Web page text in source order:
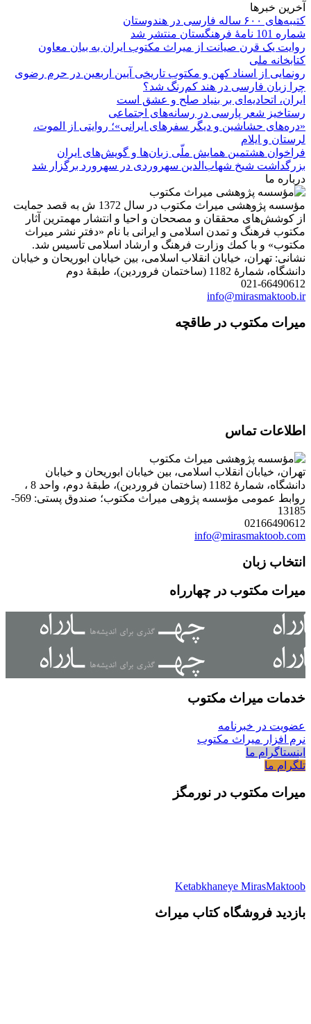
آخرین خبرها
کتیبه‌های ۶۰۰ ساله فارسی در هندوستان
شماره 101 نامۀ فرهنگستان منتشر شد
روایت یک قرن صیانت از میراث مکتوب ایران به بیان معاون
کتابخانه ملی
رونمایی از اسناد کهن و مکتوب تاریخی آیین اربعین در حرم رضوی
چرا زبان فارسی در هند کم‌رنگ شد؟
ایران، اتحادیه‌ای بر بنیاد صلح و عشق است
رستاخیز شعر پارسی در رسانه‌های اجتماعی
«دره‌های حشاشین و دیگر سفرهای ایرانی»؛ روایتی از الموت،
لرستان و ایلام
فراخوان هشتمین همایش ملّی زبان‌ها و گویش‌های ایران
بزرگداشت شیخ شهاب‌الدین سهروردی در سهرورد برگزار شد
درباره ما
مؤسسه پژوهشی میراث مكتوب در سال 1372 ش به قصد حمایت
از كوشش‌های محققان و مصححان و احیا و انتشار مهمترین آثار
مكتوب فرهنگ و تمدن اسلامی و ایرانی با نام «دفتر نشر میراث
مكتوب» و با كمك وزارت فرهنگ و ارشاد اسلامی تأسیس شد.
نشانی: تهران، خیابان انقلاب اسلامی، بین خیابان ابوریحان و خیابان
دانشگاه، شمارۀ 1182 (ساختمان فروردین)، طبقۀ دوم
021-66490612
info@mirasmaktoob.ir
میرات مکتوب در طاقچه
اطلاعات تماس
تهران، خیابان انقلاب اسلامی، بین خیابان ابوریحان و خیابان
دانشگاه، شمارۀ 1182 (ساختمان فروردین)، طبقۀ دوم، واحد 8 ،
روابط عمومی مؤسسه پژوهی میراث مکتوب؛ صندوق پستی: 569-
13185
02166490612
info@mirasmaktoob.com
انتخاب زبان
میرات مکتوب در چهارراه
خدمات میراث مکتوب
عضویت در خبرنامه
نرم افزار میراث مکتوب
اینستاگرام ما
تلگرام ما
میرات مکتوب در نورمگز
Ketabkhaneye MirasMaktoob
بازدید فروشگاه کتاب میراث